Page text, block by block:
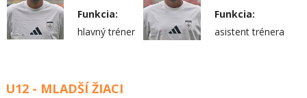
Funkcia:
hlavný tréner
Funkcia:
asistent trénera
U12 - MLADŠÍ ŽIACI